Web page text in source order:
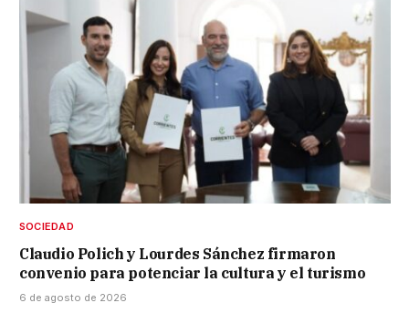
SOCIEDAD
Claudio Polich y Lourdes Sánchez firmaron
convenio para potenciar la cultura y el turismo
6 de agosto de 2026